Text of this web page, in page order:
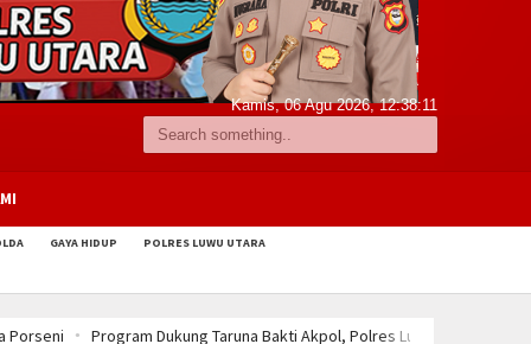
Kamis, 06 Agu 2026,12:38:12
GAYA HIDUP POLRES LUWU UTARA
Utara Sambut Kedatangan Taruna di Sekolah Rakyat Terintegrasi 68